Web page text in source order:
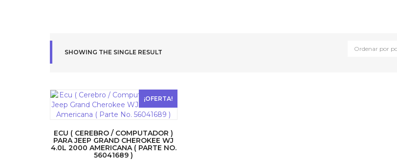
SHOWING THE SINGLE RESULT
¡OFERTA!
ECU ( CEREBRO / COMPUTADOR )
PARA JEEP GRAND CHEROKEE WJ
4.0L 2000 AMERICANA ( PARTE NO.
56041689 )